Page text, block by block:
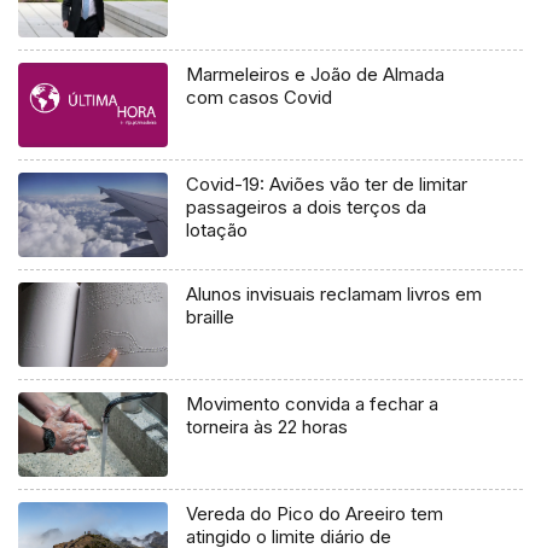
Marmeleiros e João de Almada
com casos Covid
Covid-19: Aviões vão ter de limitar
passageiros a dois terços da
lotação
Alunos invisuais reclamam livros em
braille
Movimento convida a fechar a
torneira às 22 horas
Vereda do Pico do Areeiro tem
atingido o limite diário de